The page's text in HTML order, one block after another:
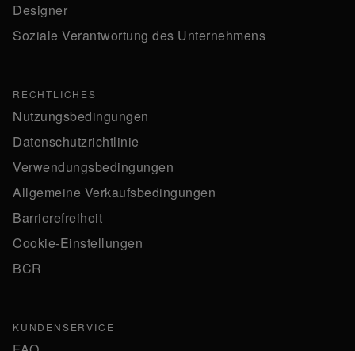
Designer
Soziale Verantwortung des Unternehmens
RECHTLICHES
Nutzungsbedingungen
Datenschutzrichtlinie
Verwendungsbedingungen
Allgemeine Verkaufsbedingungen
Barrierefreiheit
Cookie-Einstellungen
BCR
KUNDENSERVICE